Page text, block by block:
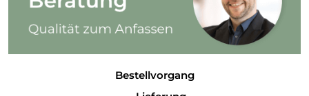
Bestellvorgang